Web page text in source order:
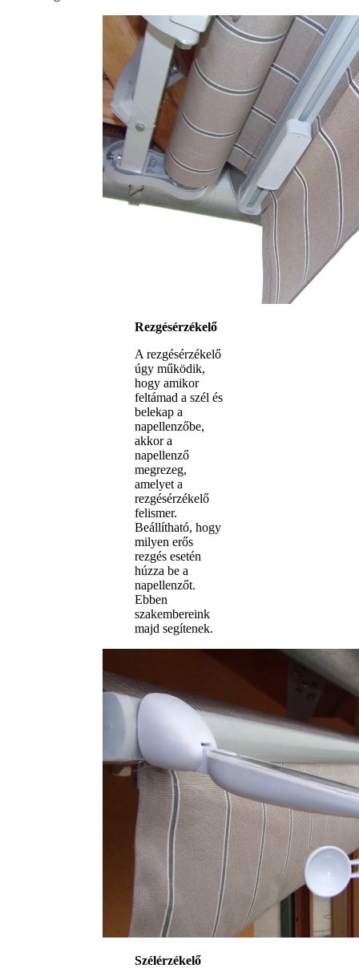
Rezgésérzékelő
A rezgésérzékelő
úgy működik,
hogy amikor
feltámad a szél és
belekap a
napellenzőbe,
akkor a
napellenző
megrezeg,
amelyet a
rezgésérzékelő
felismer.
Beállítható, hogy
milyen erős
rezgés esetén
húzza be a
napellenzőt.
Ebben
szakembereink
majd segítenek.
Szélérzékelő